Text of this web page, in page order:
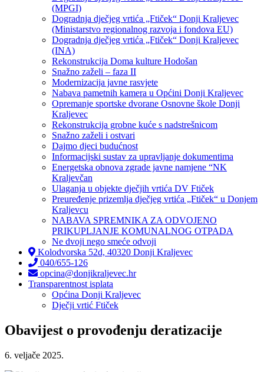
(MPGI)
Dogradnja dječjeg vrtića „Ftiček“ Donji Kraljevec
(Ministarstvo regionalnog razvoja i fondova EU)
Dogradnja dječjeg vrtića „Ftiček“ Donji Kraljevec
(INA)
Rekonstrukcija Doma kulture Hodošan
Snažno zaželi – faza II
Modernizacija javne rasvjete
Nabava pametnih kamera u Općini Donji Kraljevec
Opremanje sportske dvorane Osnovne škole Donji
Kraljevec
Rekonstrukcija grobne kuće s nadstrešnicom
Snažno zaželi i ostvari
Dajmo djeci budućnost
Informacijski sustav za upravljanje dokumentima
Energetska obnova zgrade javne namjene “NK
Kraljevčan
Ulaganja u objekte dječjih vrtića DV Ftiček
Preuređenje prizemlja dječjeg vrtića „Ftiček“ u Donjem
Kraljevcu
NABAVA SPREMNIKA ZA ODVOJENO
PRIKUPLJANJE KOMUNALNOG OTPADA
Ne dvoji nego smeće odvoji
Kolodvorska 52d, 40320 Donji Kraljevec
040/655-126
opcina@donjikraljevec.hr
Transparentnost isplata
Općina Donji Kraljevec
Dječji vrtić Ftiček
Obavijest o provođenju deratizacije
6. veljače 2025.